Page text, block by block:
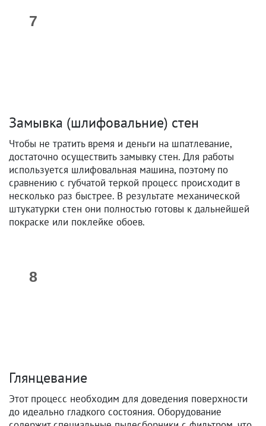
Замывка (шлифовальние) стен
Чтобы не тратить время и деньги на шпатлевание,
достаточно осуществить замывку стен. Для работы
используется шлифовальная машина, поэтому по
сравнению с губчатой теркой процесс происходит в
несколько раз быстрее. В результате механической
штукатурки стен они полностью готовы к дальнейшей
покраске или поклейке обоев.
Глянцевание
Этот процесс необходим для доведения поверхности
до идеально гладкого состояния. Оборудование